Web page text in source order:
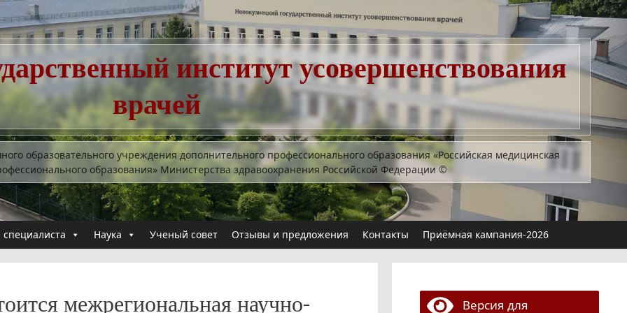
институт усовершенствования
врачей
образовательного учреждения дополнительного профессионального образования «Российская медицинская
образования» Министерства здравоохранения Российской Федерации©
Наука Ученый совет Отзывы и предложения Контакты Приёмная кампания-2026
межрегиональная научно-
Версия для